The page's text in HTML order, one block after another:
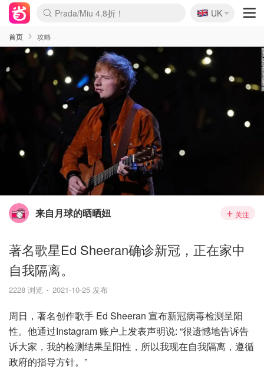
Prada/Miu 4.8折！
🇬🇧
UK
首页 攻略
来自月球的晒晒妞 关注
著名歌星Ed Sheeran确诊新冠，正在家中
自我隔离。
2228 浏览 2021-10-25 发布
周日，著名创作歌手 Ed Sheeran 宣布新冠病毒检测呈阳
性。他通过Instagram 账户上发表声明说: “很遗憾地告诉告
诉大家，我的检测结果呈阳性，所以我现在自我隔离，遵循
政府的指导方针。”